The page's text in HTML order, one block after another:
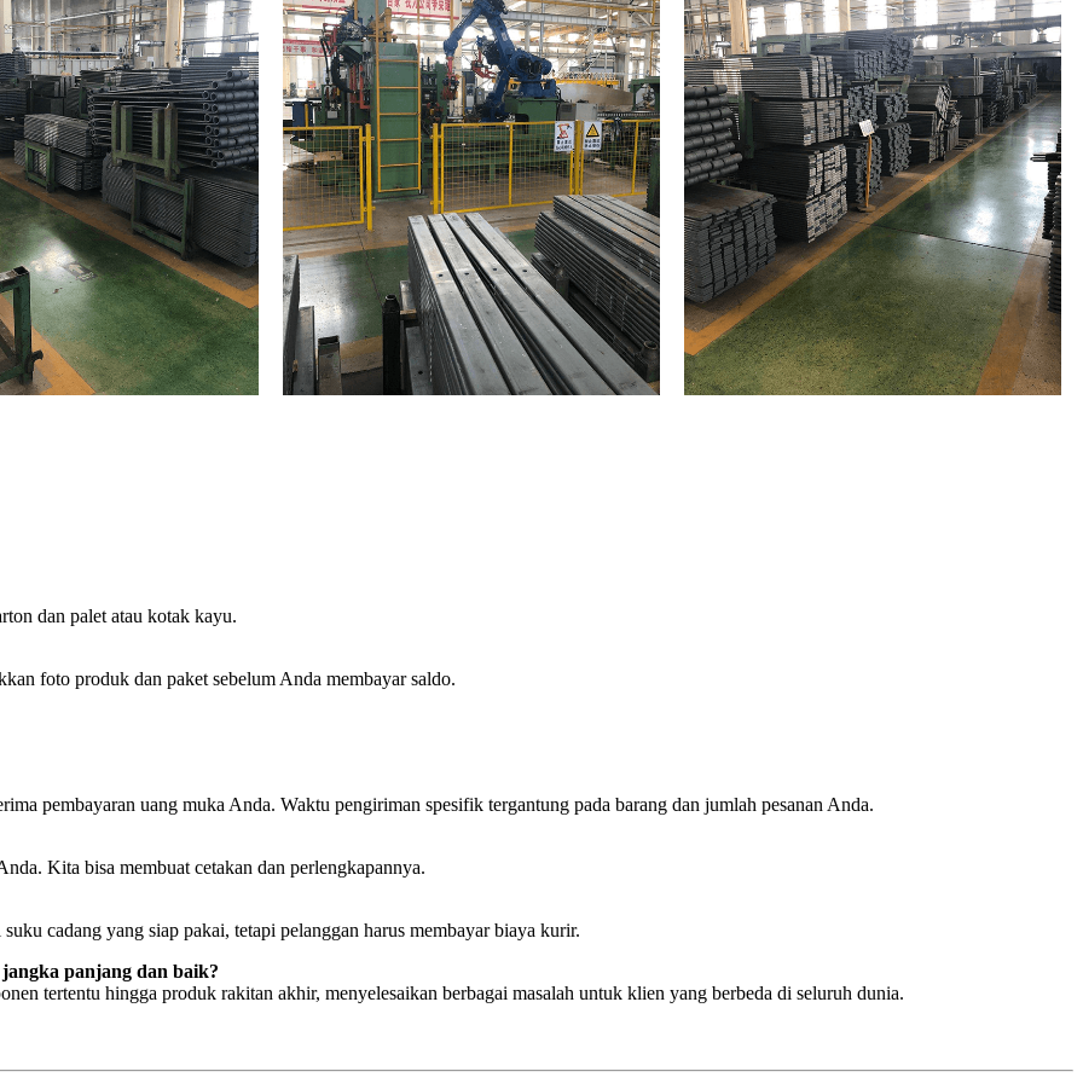
dan palet atau kotak kayu.
foto produk dan paket sebelum Anda membayar saldo.
pembayaran uang muka Anda. Waktu pengiriman spesifik tergantung pada barang dan jumlah pesanan Anda.
Kita bisa membuat cetakan dan perlengkapannya.
cadang yang siap pakai, tetapi pelanggan harus membayar biaya kurir.
panjang dan baik?
tertentu hingga produk rakitan akhir, menyelesaikan berbagai masalah untuk klien yang berbeda di seluruh dunia.